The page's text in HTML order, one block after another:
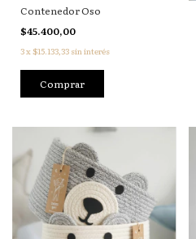
Contenedor Oso
$45.400,00
3x$15.133,33 sin interés
Comprar